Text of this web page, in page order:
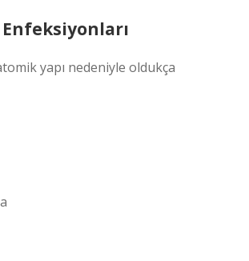
yapı nedeniyle oldukça